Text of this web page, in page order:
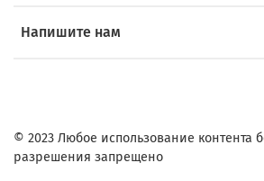
Напишите нам
© 2023 Любое использование контента
разрешения запрещено